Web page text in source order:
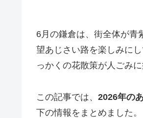
6月の鎌倉は、街全体が青
望あじさい路を楽しみに
っかくの花散策が人ごみ
この記事では、 2026年の
下の情報をまとめました。